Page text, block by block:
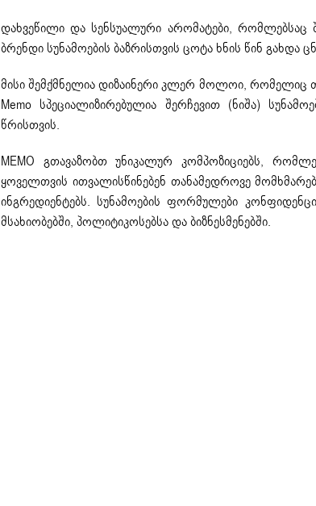
დახვეწილი და სენსუალური არომატები, რომლებსაც
ბრენდი სუნამოების ბაზრისთვის ცოტა ხნის წინ
მისი შემქმნელია დიზაინერი კლერ მოლოი, რომელიც
Memo სპეციალიზირებულია შერჩევით (ნიშა)
წრისთვის.
MEMO გთავაზობთ უნიკალურ კომპოზიციებს,
ყოველთვის ითვალისწინებენ თანამედროვე
ინგრედიენტებს. სუნამოების ფორმულები
მსახიობებში, პოლიტიკოსებსა და ბიზნესმენებში.